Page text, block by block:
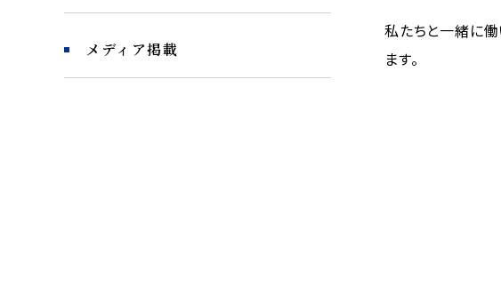
私たちと一緒に働
ます。
メディア掲載